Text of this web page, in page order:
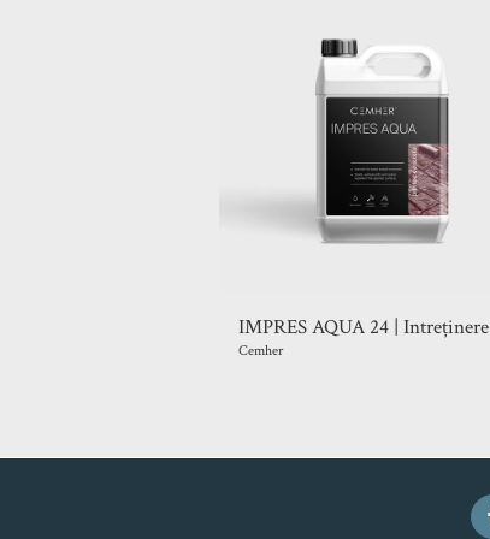
IMPRES AQUA 24 | Intreținere
Cemher